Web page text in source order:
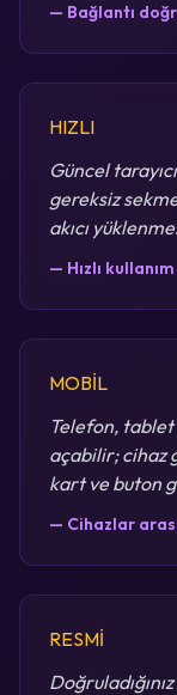
— Bağlantı
HIZLI
Güncel
gereksiz
akıcı
— Hızlı kullanım
MOBİL
Telefon, tablet
açabilir; cihaz
kart ve buton
— Cihazlar
RESMİ